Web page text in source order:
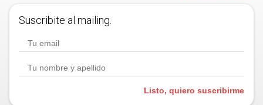
Suscribite al mailing.
Listo, quiero suscribirme